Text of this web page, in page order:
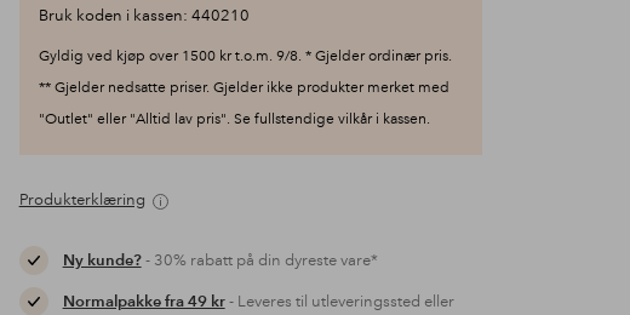
Bruk koden i kassen: 440210
Gyldig ved kjøp over 1500 kr t.o.m. 9/8. * Gjelder ordinær pris.
** Gjelder nedsatte priser. Gjelder ikke produkter merket med
"Outlet" eller "Alltid lav pris". Se fullstendige vilkår i kassen.
Produkterklæring
Ny kunde?- 30% rabatt på din dyreste vare*
Normalpakke fra 49 kr- Leveres til utleveringssted eller